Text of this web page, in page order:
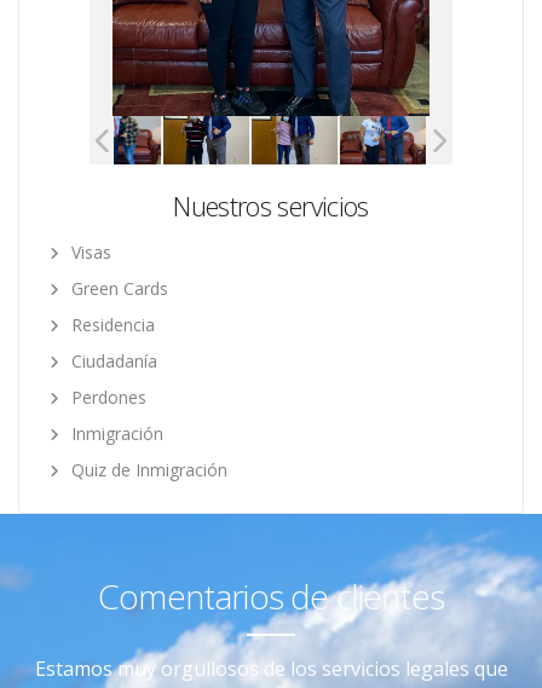
Nuestros servicios
Visas
Green Cards
Residencia
Ciudadanía
Perdones
Inmigración
Quiz de Inmigración
Comentarios de clientes
Estamos muy orgullosos de los servicios legales que